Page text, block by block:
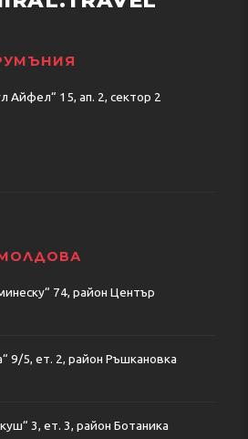
Айфел“ 15, ап. 2, сектор 2
74, район Център
9/5, ет. 2, район Ръшкановка
3, ет. 3, район Ботаника